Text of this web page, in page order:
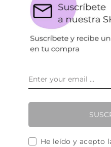
He leído y acepto